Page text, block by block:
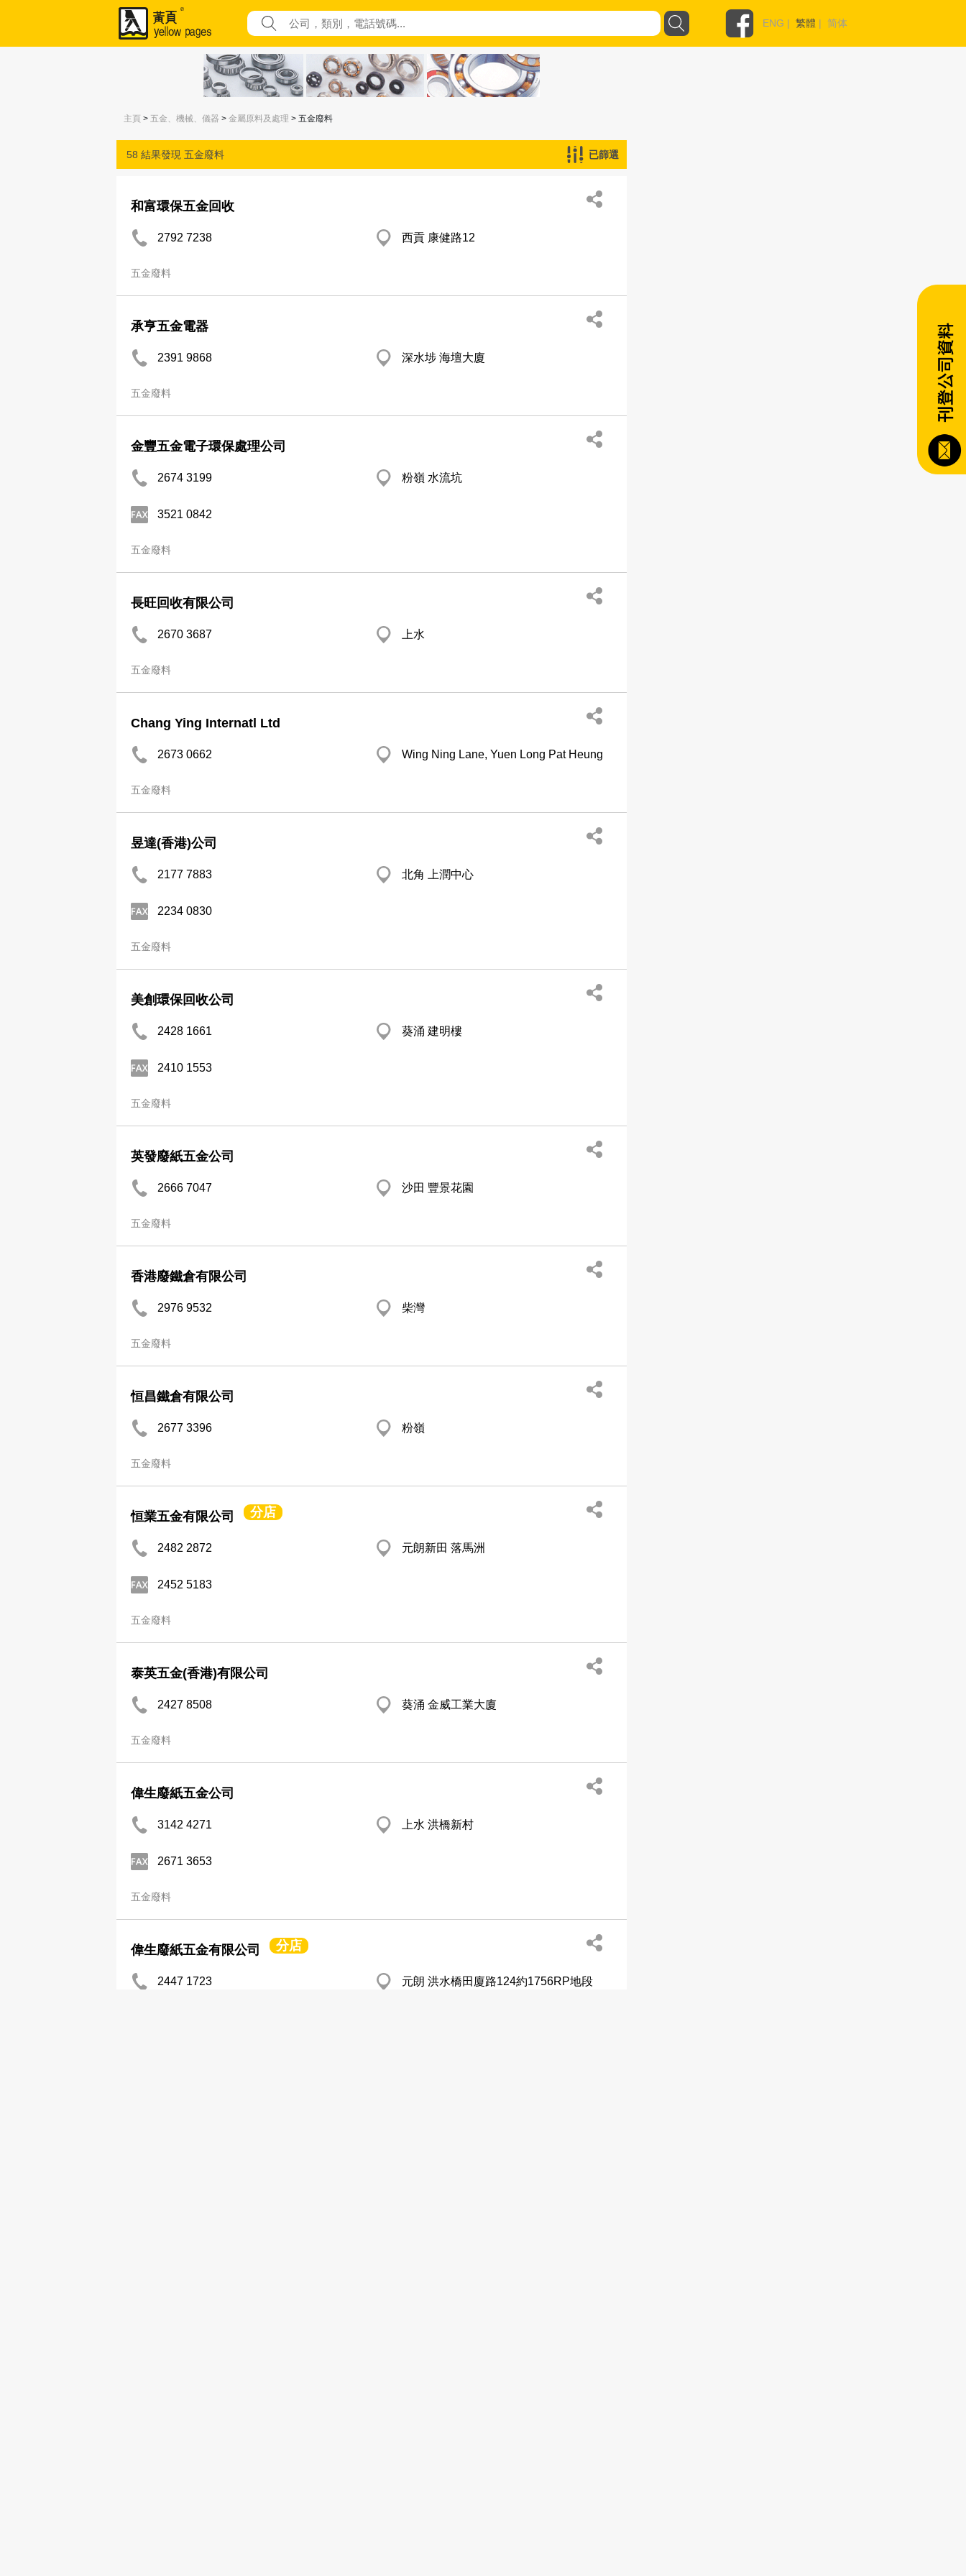
ENG | 繁體 | 简体
主頁 > 五金、機械、儀器 > 金屬原料及處理 > 五金廢料
58 結果發現 五金廢料 已篩選
和富環保五金回收
2792 7238 西貢 康健路12
五金廢料
承亨五金電器
2391 9868 深水埗 海壇大廈
五金廢料
金豐五金電子環保處理公司
2674 3199 粉嶺 水流坑
3521 0842
五金廢料
長旺回收有限公司
2670 3687 上水
五金廢料
Chang Ying Internatl Ltd
2673 0662 Wing Ning Lane, Yuen Long Pat Heung
五金廢料
昱達(香港)公司
2177 7883 北角 上潤中心
2234 0830
五金廢料
美創環保回收公司
2428 1661 葵涌 建明樓
2410 1553
五金廢料
英發廢紙五金公司
2666 7047 沙田 豐景花園
五金廢料
香港廢鐵倉有限公司
2976 9532 柴灣
五金廢料
恒昌鐵倉有限公司
2677 3396 粉嶺
五金廢料
恒業五金有限公司 分店
2482 2872 元朗新田 落馬洲
2452 5183
五金廢料
泰英五金(香港)有限公司
2427 8508 葵涌 金威工業大廈
五金廢料
偉生廢紙五金公司
3142 4271 上水 洪橋新村
2671 3653
五金廢料
偉生廢紙五金有限公司 分店
2447 1723 元朗 洪水橋田廈路124約1756RP地段